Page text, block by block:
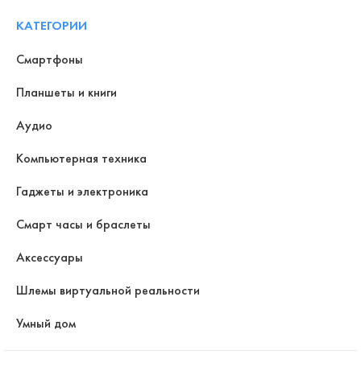
КАТЕГОРИИ
Смартфоны
Планшеты и книги
Аудио
Компьютерная техника
Гаджеты и электроника
Смарт часы и браслеты
Аксессуары
Шлемы виртуальной реальности
Умный дом